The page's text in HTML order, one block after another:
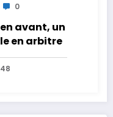
0
avant, un
en arbitre